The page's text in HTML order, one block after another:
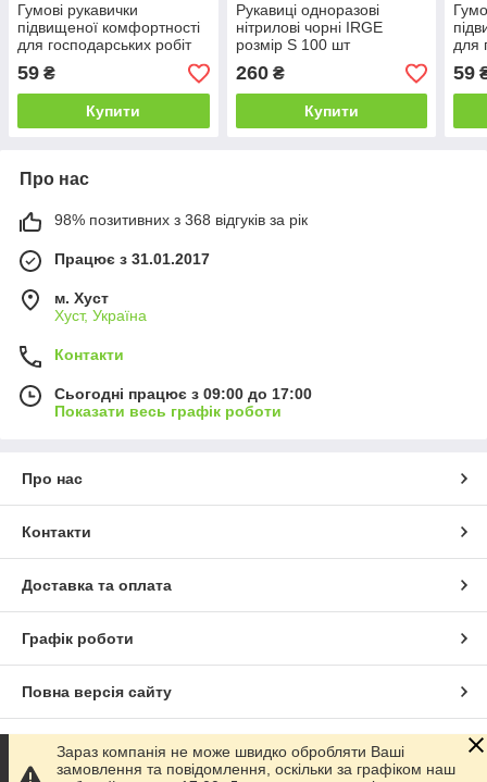
Гумові рукавички
підвищеної комфортності
для господарських робіт
BONUS + Comfort -XL
59 ₴
Купити
Рукавиці одноразові
нітрилові чорні IRGE
розмір S 100 шт
260₴
Купити
для
S)
59
Про нас
98% позитивних з 368 відгуків за рік
Працює з 31.01.2017
м. Хуст
Хуст, Україна
Контакти
Сьогодні працює з 09:00 до 17:00
Показати весь графік роботи
Про нас
Контакти
Доставка та оплата
Графік роботи
Повна версія сайту
Сайт створено на маркетплейсіProm.ua
Зараз компанія не може швидко обробляти Ваші
замовлення та повідомлення, оскільки за графіком наш